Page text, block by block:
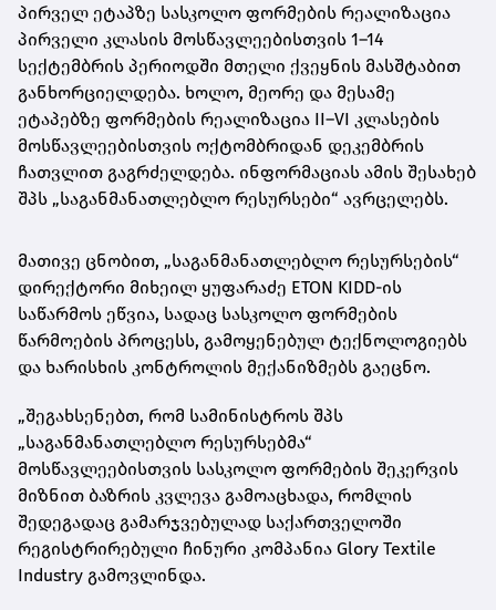
პირველ ეტაპზე სასკოლო ფორმების რეალიზაცია
პირველი კლასის მოსწავლეებისთვის 1–14
სექტემბრის პერიოდში მთელი ქვეყნის მასშტაბით
განხორციელდება. ხოლო, მეორე და მესამე
ეტაპებზე ფორმების რეალიზაცია II–VI კლასების
მოსწავლეებისთვის ოქტომბრიდან დეკემბრის
ჩათვლით გაგრძელდება. ინფორმაციას ამის შესახებ
შპს „საგანმანათლებლო რესურსები“ ავრცელებს.
მათივე ცნობით, „საგანმანათლებლო რესურსების“
დირექტორი მიხეილ ყუფარაძე ETON KIDD-ის
საწარმოს ეწვია, სადაც სასკოლო ფორმების
წარმოების პროცესს, გამოყენებულ ტექნოლოგიებს
და ხარისხის კონტროლის მექანიზმებს გაეცნო.
„შეგახსენებთ, რომ სამინისტროს შპს
„საგანმანათლებლო რესურსებმა“
მოსწავლეებისთვის სასკოლო ფორმების შეკერვის
მიზნით ბაზრის კვლევა გამოაცხადა, რომლის
შედეგადაც გამარჯვებულად საქართველოში
რეგისტრირებული ჩინური კომპანია Glory Textile
Industry გამოვლინდა.